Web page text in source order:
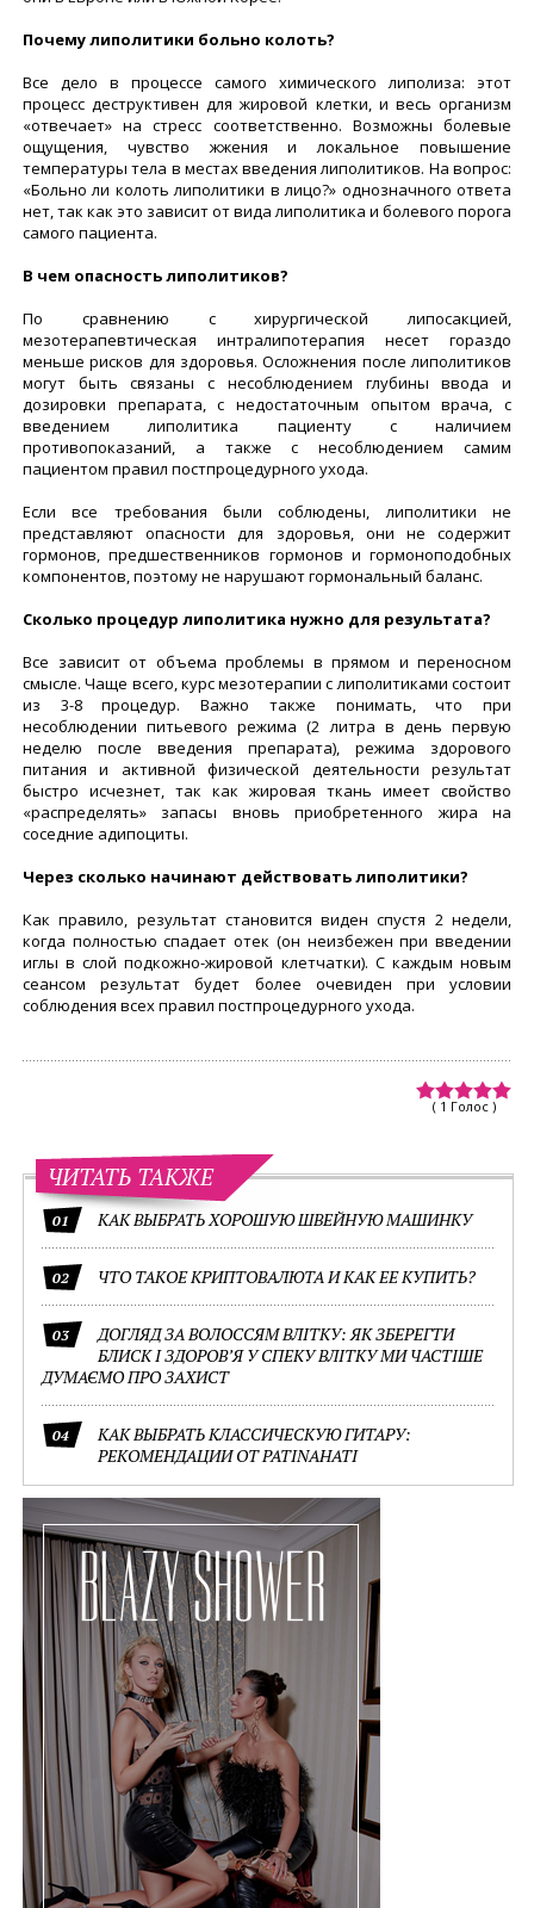
Почему липолитики больно колоть?
Все дело в процессе самого химического липолиза: этот
процесс деструктивен для жировой клетки, и весь организм
«отвечает» на стресс соответственно. Возможны болевые
ощущения, чувство жжения и локальное повышение
температуры тела в местах введения липолитиков. На вопрос:
«Больно ли колоть липолитики в лицо?» однозначного ответа
нет, так как это зависит от вида липолитика и болевого порога
самого пациента.
В чем опасность липолитиков?
По сравнению с хирургической липосакцией,
мезотерапевтическая интралипотерапия несет гораздо
меньше рисков для здоровья. Осложнения после липолитиков
могут быть связаны с несоблюдением глубины ввода и
дозировки препарата, с недостаточным опытом врача, с
введением липолитика пациенту с наличием
противопоказаний, а также с несоблюдением самим
пациентом правил постпроцедурного ухода.
Если все требования были соблюдены, липолитики не
представляют опасности для здоровья, они не содержит
гормонов, предшественников гормонов и гормоноподобных
компонентов, поэтому не нарушают гормональный баланс.
Сколько процедур липолитика нужно для результата?
Все зависит от объема проблемы в прямом и переносном
смысле. Чаще всего, курс мезотерапии с липолитиками состоит
из 3-8 процедур. Важно также понимать, что при
несоблюдении питьевого режима (2 литра в день первую
неделю после введения препарата), режима здорового
питания и активной физической деятельности результат
быстро исчезнет, так как жировая ткань имеет свойство
«распределять» запасы вновь приобретенного жира на
соседние адипоциты.
Через сколько начинают действовать липолитики?
Как правило, результат становится виден спустя 2 недели,
когда полностью спадает отек (он неизбежен при введении
иглы в слой подкожно-жировой клетчатки). С каждым новым
сеансом результат будет более очевиден при условии
соблюдения всех правил постпроцедурного ухода.
( 1 Голос )
ЧИТАТЬ ТАКЖЕ
01 КАК ВЫБРАТЬ ХОРОШУЮ ШВЕЙНУЮ МАШИНКУ
02 ЧТО ТАКОЕ КРИПТОВАЛЮТА И КАК ЕЕ КУПИТЬ?
03
ДОГЛЯД ЗА ВОЛОССЯМ ВЛІТКУ: ЯК ЗБЕРЕГТИ
БЛИСК І ЗДОРОВ’Я У СПЕКУ ВЛІТКУ МИ ЧАСТІШЕ
ДУМАЄМО ПРО ЗАХИСТ
04
КАК ВЫБРАТЬ КЛАССИЧЕСКУЮ ГИТАРУ:
РЕКОМЕНДАЦИИ ОТ PATINAHATI